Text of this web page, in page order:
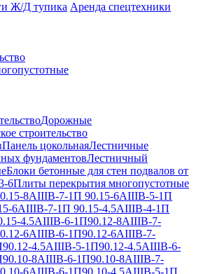
Ж/Д тупика Аренда спецтехники
Дорожные
строительство
Панель цокольнаяЛестничные
фундаментовЛестничный
Блоки бетонные для стен подвалов от
6Плиты перекрытия многопустотные
8АIIIВ-7-1П 90.15-6АIIIВ-5-1П
6АIIIВ-7-1П 90.15-4.5АIIIВ-4-1П
4.5АIIIВ-6-1П90.12-8АIIIВ-7-
6АIIIВ-6-1П90.12-6АIIIВ-7-
4.5АIIIВ-5-1П90.12-4.5АIIIВ-6-
8АIIIВ-6-1П90.10-8АIIIВ-7-